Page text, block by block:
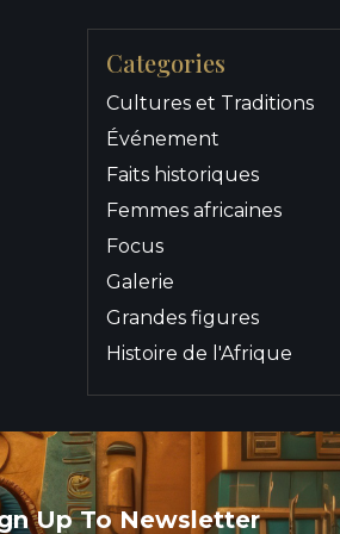
Categories
Cultures et Traditions
Événement
Faits historiques
Femmes africaines
Focus
Galerie
Grandes figures
Histoire de l'Afrique
Up To Newsletter